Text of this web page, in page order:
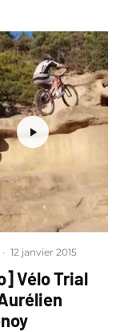
· 12 janvier 2015
Vélo Trial